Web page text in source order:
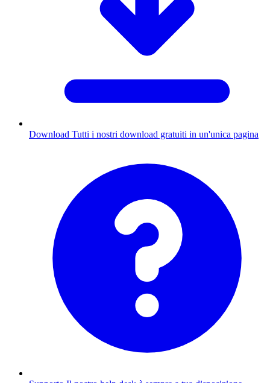
Download Tutti i nostri download gratuiti in un'unica pagina